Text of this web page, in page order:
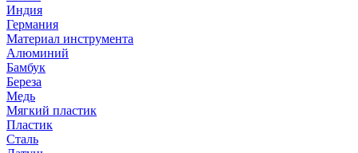
Индия
Германия
Материал инструмента
Алюминий
Бамбук
Береза
Медь
Мягкий пластик
Пластик
Сталь